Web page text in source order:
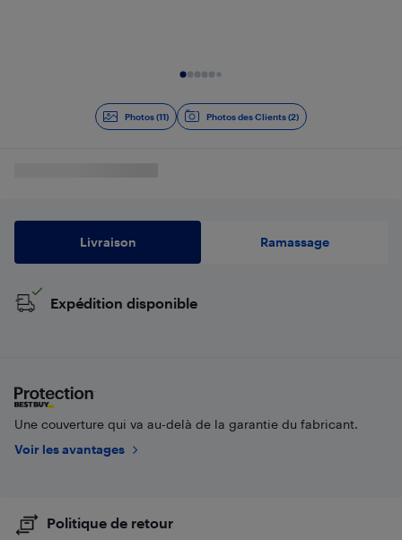
Photos (11) Photos des Clients (2)
Livraison Ramassage
Expédition disponible
Une couverture qui va au-delà de la garantie du fabricant.
Voir les avantages
Politique de retour